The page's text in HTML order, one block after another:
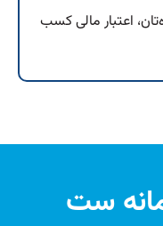
اعتبار مالی کسب
ست